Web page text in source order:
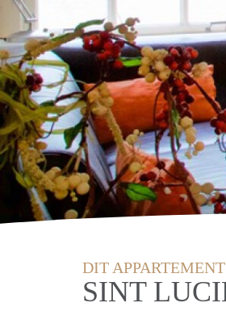
DIT
SINT